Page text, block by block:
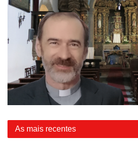
As mais recentes